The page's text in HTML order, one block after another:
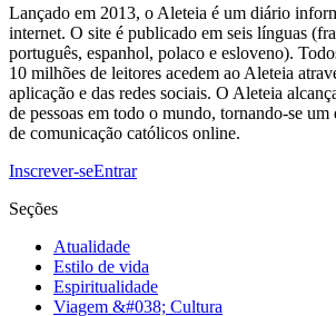
Lançado em 2013, o Aleteia é um diário
internet. O site é publicado em seis línguas
português, espanhol, polaco e esloveno).
10 milhões de leitores acedem ao Aleteia
aplicação e das redes sociais. O Aleteia
de pessoas em todo o mundo, tornando-se um
de comunicação católicos online.
Inscrever-seEntrar
Seções
Atualidade
Estilo de vida
Espiritualidade
Viagem &#038; Cultura